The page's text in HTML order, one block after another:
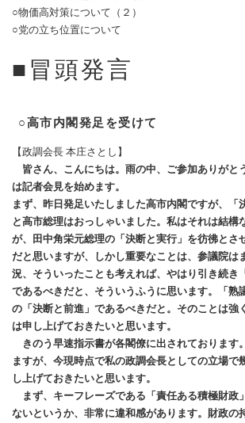
○物価高対策について（２）
○党の立ち位置について
■冒頭発言
○高市内閣発足を受けて
【政調会長 本庄さとし】
皆さん、こんにちは。雨の中、ご参加ありがと
は記者会見を始めます。
まず、昨日発足いたしました高市内閣ですが、「
と高市総理はおっしゃいました。私はそれは結構
が、田中角栄元総理の「決断と実行」を彷彿とさ
だと思いますが、しかし重要なことは、参議院は
況、そういったことも考えれば、やはり引き続き
であるべきだと、そういうふうに思います。「熟
の「決断と前進」であるべきだと。そのことは強
は申し上げておきたいと思います。
きのう早速指示書が各閣僚に出されております
ますが、今現時点で私の政調会長としての立場で
し上げておきたいと思います。
まず、キーフレーズである「責任ある積極財政
ないというか、非常に違和感があります。財政の